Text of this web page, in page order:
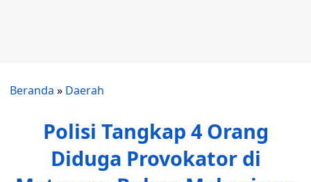
Beranda » Daerah
Polisi Tangkap 4 Orang
Diduga Provokator di